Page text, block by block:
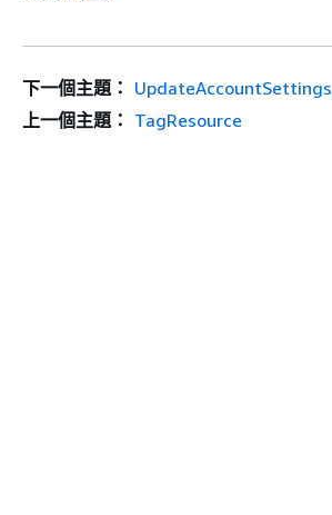
下一個主題： UpdateAccountSettings
上一個主題： TagResource